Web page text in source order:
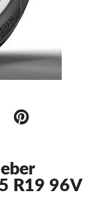
Blog
R19 96V